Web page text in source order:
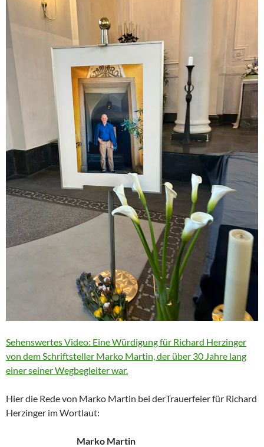
Sehenswertes Video: Eine Würdigung für Richard Herzinger
von dem Schriftsteller Marko Martin, der über 30 Jahre lang
einer seiner Wegbegleiter war.
Hier die Rede von Marko Martin bei derTrauerfeier für Richard
Herzinger im Wortlaut:
Marko Martin